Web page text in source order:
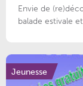
Envie de
balade estivale
Jeunesse